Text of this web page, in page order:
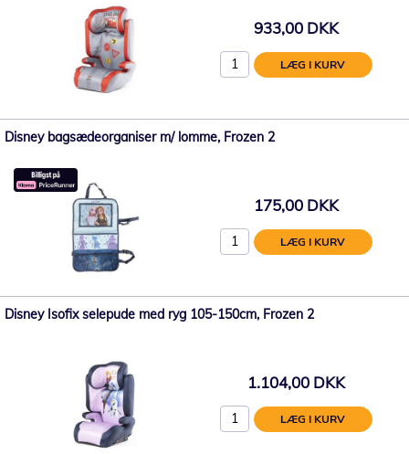
933,00 DKK
LÆG I KURV
Disney bagsædeorganiser m/ lomme, Frozen 2
175,00 DKK
LÆG I KURV
Disney Isofix selepude med ryg 105-150cm, Frozen 2
1.104,00 DKK
LÆG I KURV